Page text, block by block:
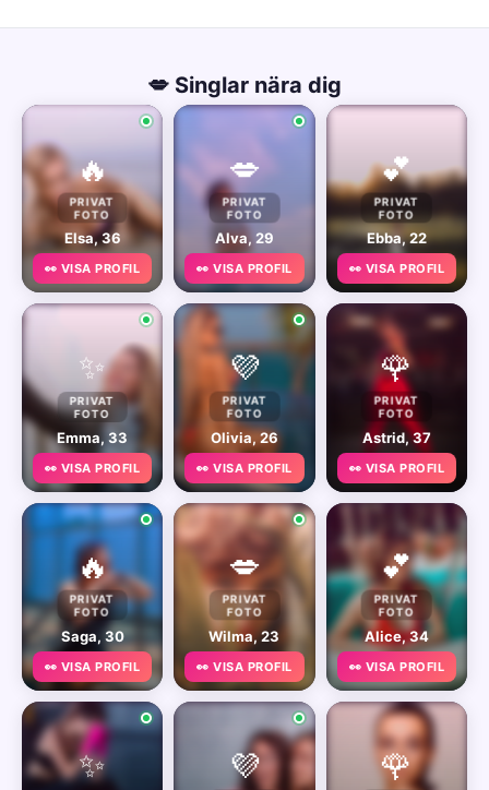
💋 Singlar nära dig
🔥
PRIVAT
FOTO
Elsa, 36
👀 VISA PROFIL
💋
PRIVAT
FOTO
Alva, 29
👀 VISA PROFIL
💕
PRIVAT
FOTO
Ebba, 22
👀 VISA PROFIL
✨
PRIVAT
FOTO
Emma, 33
👀 VISA PROFIL
💜
PRIVAT
FOTO
Olivia, 26
👀 VISA PROFIL
🌹
PRIVAT
FOTO
Astrid, 37
👀 VISA PROFIL
🔥
PRIVAT
FOTO
Saga, 30
👀 VISA PROFIL
💋
PRIVAT
FOTO
Wilma, 23
👀 VISA PROFIL
💕
PRIVAT
FOTO
Alice, 34
👀 VISA PROFIL
✨ 💜 🌹